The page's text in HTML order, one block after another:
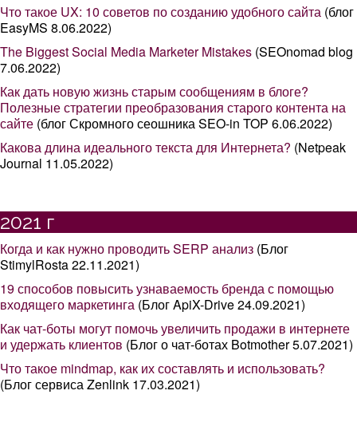
Что такое UX: 10 советов по созданию удобного сайта (блог
EasyMS 8.06.2022)
The Biggest Social Media Marketer Mistakes (SEOnomad blog
7.06.2022)
Как дать новую жизнь старым сообщениям в блоге?
Полезные стратегии преобразования старого контента на
сайте (блог Скромного сеошника SEO-in TOP 6.06.2022)
Какова длина идеального текста для Интернета? (Netpeak
Journal 11.05.2022)
2021 г
Когда и как нужно проводить SERP анализ (Блог
StimylRosta 22.11.2021)
19 способов повысить узнаваемость бренда с помощью
входящего маркетинга (Блог ApiX-Drive 24.09.2021)
Как чат-боты могут помочь увеличить продажи в интернете
и удержать клиентов (Блог о чат-ботах Botmother 5.07.2021)
Что такое mindmap, как их составлять и использовать?
(Блог сервиса Zenlink 17.03.2021)